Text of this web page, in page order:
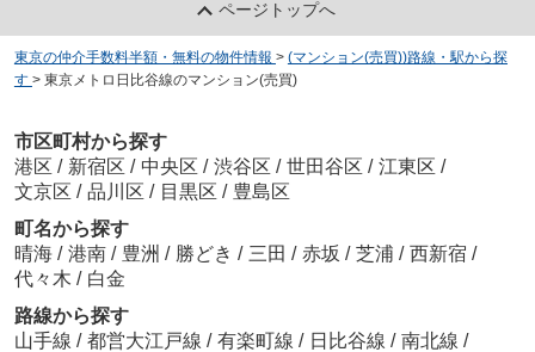
ページトップへ
東京の仲介手数料半額・無料の物件情報 > (マンション(売買))路線・駅から探
す > 東京メトロ日比谷線のマンション(売買)
市区町村から探す
港区 / 新宿区 / 中央区 / 渋谷区 / 世田谷区 / 江東区 /
文京区 / 品川区 / 目黒区 / 豊島区
町名から探す
晴海 / 港南 / 豊洲 / 勝どき / 三田 / 赤坂 / 芝浦 / 西新宿 /
代々木 / 白金
路線から探す
山手線 / 都営大江戸線 / 有楽町線 / 日比谷線 / 南北線 /